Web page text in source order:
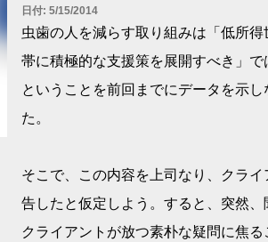
日付: 5/15/2014
虫歯の人を減らす取り組みは「低所
帯に積極的な支援策を展開すべき」で
ということを前回までにデータを示し
た。
そこで、この内容を上司なり、クライ
告したと仮定しよう。すると、突然、
クライアントが放つ素朴な疑問に焦る